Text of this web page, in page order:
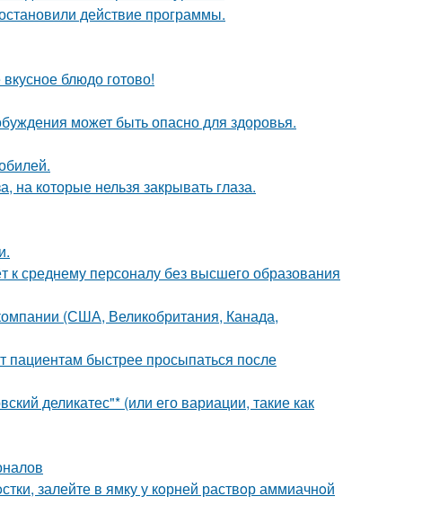
действие программы.
блюдо готово!
может быть опасно для здоровья.
на которые нельзя закрывать глаза.
к среднему персоналу без высшего образования
(США, Великобритания, Канада,
быстрее просыпаться после
деликатес"* (или его вариации, такие как
залейте в ямку у кoрней раствoр аммиачнoй